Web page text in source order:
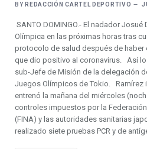
BY REDACCIÓN CARTEL DEPORTIVO
SANTO DOMINGO.- El nadador
Olímpica en las próximas horas tras
protocolo de salud después de haber
que dio positivo al coronavirus. Así lo
sub-Jefe de Misión de la delegación
Juegos Olímpicos de Tokio. Ramírez
entrenó la mañana del miércoles
controles impuestos por la
(FINA) y las autoridades sanitarias
realizado siete pruebas PCR y de